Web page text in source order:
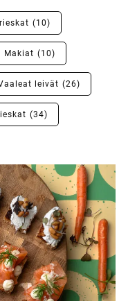
(10)
Makiat (10)
leivät (26)
(34)